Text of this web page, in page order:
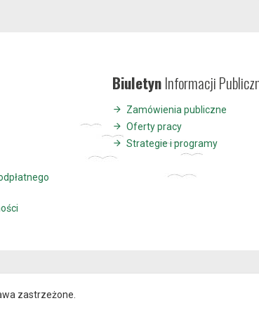
BiuletynInformacji
Zamówienia publiczne
Oferty pracy
Strategie i programy
zastrzeżone.